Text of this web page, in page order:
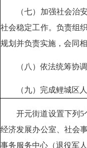
（七）加强社会治
社会稳定工作。负责组
规划并负责实施，会同
（八）依法统筹协
（九）完成鲤城区
开元街道设置下列5
经济发展办公室、社会
事务服务中心（退役军